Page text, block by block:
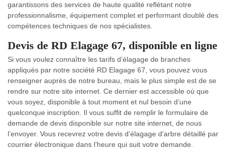
garantissons des services de haute qualité reflétant notre
professionnalisme, équipement complet et performant doublé des
compétences techniques de nos spécialistes.
Devis de RD Elagage 67, disponible en ligne
Si vous voulez connaître les tarifs d’élagage de branches
appliqués par notre société RD Elagage 67, vous pouvez vous
renseigner auprès de notre bureau, mais le plus simple est de se
rendre sur notre site internet. Ce dernier est accessible où que
vous soyez, disponible à tout moment et nul besoin d’une
quelconque inscription. Il vous suffit de remplir le formulaire de
demande de devis disponible sur notre site internet, de nous
l’envoyer. Vous recevrez votre devis d’élagage d’arbre détaillé par
courrier électronique dans l’heure qui suit votre demande.